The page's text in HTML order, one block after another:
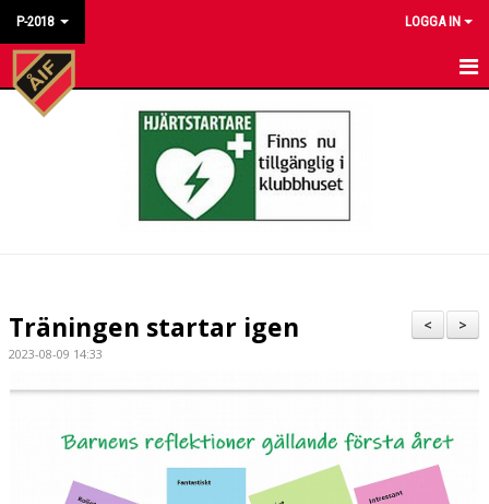
P-2018 LOGGA IN
HEM
DOKUMENT
KONTAKT
>
<
Träningen startar igen
2023-08-09 14:33